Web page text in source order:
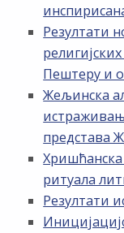
Резултати
Пештеру и
Жељинска
представа
ритуала
Резултати